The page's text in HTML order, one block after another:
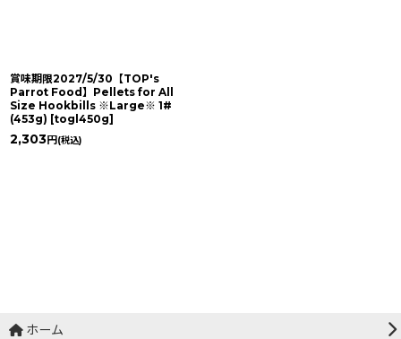
賞味期限2027/5/30【TOP's
Parrot Food】Pellets for All
Size Hookbills ※Large※ 1#
(453g) [togl450g]
2,303円 (税込)
ホーム